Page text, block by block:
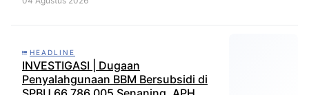
HEADLINE
INVESTIGASI | Dugaan
Penyalahgunaan BBM Bersubsidi di